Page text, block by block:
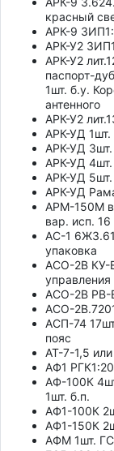
красный
АРК-9
АРК-У2
АРК-У2
паспорт-
1шт. б.у.
антенного
АРК-У2
АРК-УД 1шт.
АРК-УД 3шт.
АРК-УД 4шт.
АРК-УД 5шт.
АРК-УД
АРМ-150М
вар. исп. 16
АС-1
упаковка
АСО-2В КУ-
управления
АСО-2В РВ-
АСО-
АСП-74
пояс
АТ-7-1,5
АФ1
АФ-100К
1шт. б.п.
АФ1-100К
АФ1-150К
АФМ 1шт.